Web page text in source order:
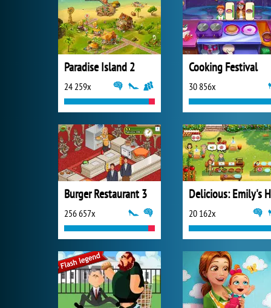
Paradise Island 2
24 259x
Cooking Festival
30 856x
Burger Restaurant 3
256 657x 20 162x